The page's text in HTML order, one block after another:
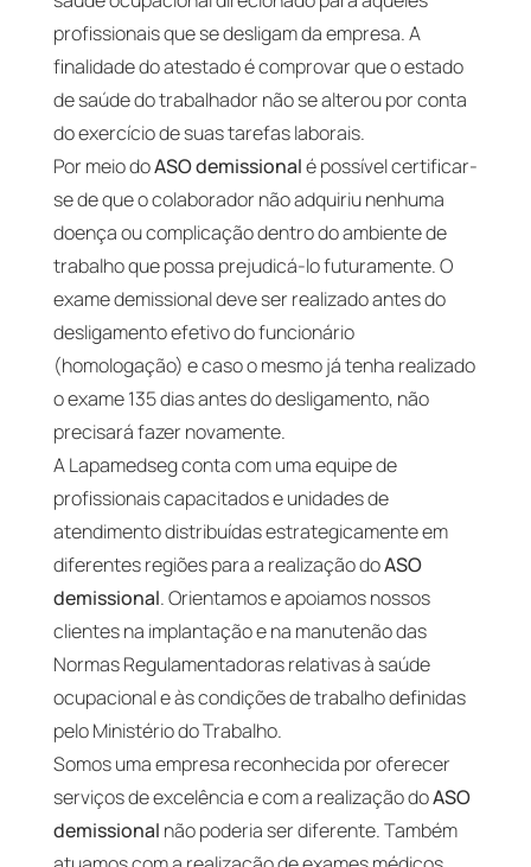
profissionais que se desligam da empresa. A
finalidade do atestado é comprovar que o estado
de saúde do trabalhador não se alterou por conta
do exercício de suas tarefas laborais.
Por meio doASO demissionalé possível certificar-
se de que o colaborador não adquiriu nenhuma
doença ou complicação dentro do ambiente de
trabalho que possa prejudicá-lo futuramente. O
exame demissional deve ser realizado antes do
desligamento efetivo do funcionário
(homologação) e caso o mesmo já tenha realizado
o exame 135 dias antes do desligamento, não
precisará fazer novamente.
A Lapamedseg conta com uma equipe de
profissionais capacitados e unidades de
atendimento distribuídas estrategicamente em
diferentes regiões para a realização doASO
demissional. Orientamos e apoiamos nossos
clientes na implantação e na manutenão das
Normas Regulamentadoras relativas à saúde
ocupacional e às condições de trabalho definidas
pelo Ministério do Trabalho.
Somos uma empresa reconhecida por oferecer
serviços de excelência e com a realização doASO
demissional não poderia ser diferente. Também